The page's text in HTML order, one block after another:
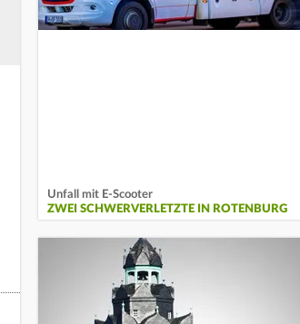
Unfall mit E-Scooter
ZWEI SCHWERVERLETZTE IN ROTENBURG